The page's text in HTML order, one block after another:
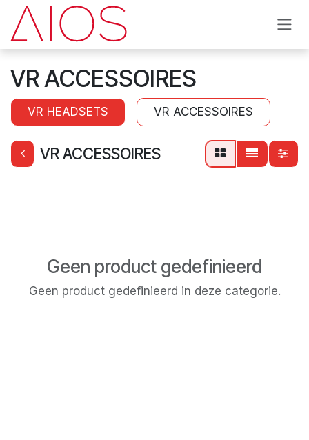
Overslaan naar inhoud
VR ACCESSOIRES
VR HEADSETS VR ACCESSOIRES
VR ACCESSOIRES
Geen product gedefinieerd
Geen product gedefinieerd in deze categorie.